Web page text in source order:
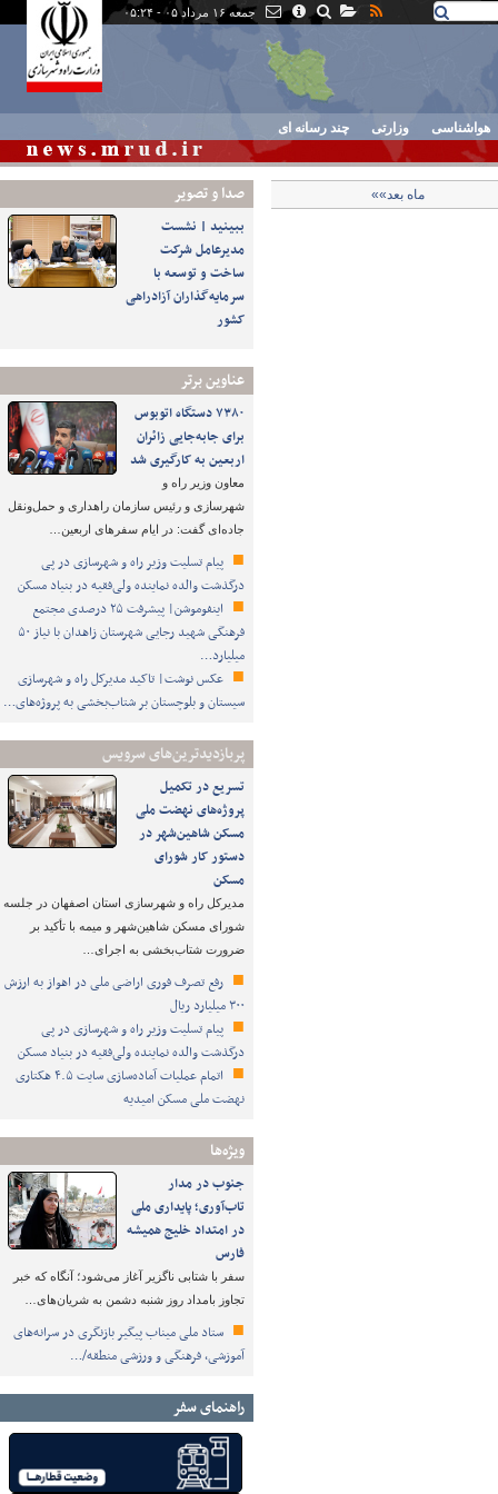
جمعه ۱۶ مرداد ۰۵ - ۰۵:۲۴
هواشناسی وزارتی چند رسانه ای
صدا و تصوير
ببینید | نشست
مدیرعامل شرکت
ساخت و توسعه با
سرمایه‌گذاران آزادراهی
کشور
عناوین برتر
۷۳۸۰ دستگاه اتوبوس
برای جابه‌جایی زائران
اربعین به‌ کارگیری شد
معاون وزیر راه و
شهرسازی و رئیس سازمان راهداری و حمل‌ونقل
جاده‌ای گفت: در ایام سفرهای اربعین…
پیام تسلیت وزیر راه و شهرسازی در پی
درگذشت والده نماینده ولی‌فقیه در بنیاد مسکن
اینفوموشن| پیشرفت ۲۵ درصدی مجتمع
فرهنگی شهید رجایی شهرستان زاهدان با نیاز ۵۰
میلیارد…
عکس نوشت| تاکید مدیرکل راه و شهرسازی
سیستان و بلوچستان بر شتاب‌بخشی به پروژه‌های…
پربازدیدترین‌های سرویس
تسریع در تکمیل
پروژه‌های نهضت ملی
مسکن شاهین‌شهر در
دستور کار شورای
مسکن
مدیرکل راه و شهرسازی استان اصفهان در جلسه
شورای مسکن شاهین‌شهر و میمه با تأکید بر
ضرورت شتاب‌بخشی به اجرای…
رفع تصرف فوری اراضی ملی در اهواز به ارزش
۳۰۰ میلیارد ریال
پیام تسلیت وزیر راه و شهرسازی در پی
درگذشت والده نماینده ولی‌فقیه در بنیاد مسکن
اتمام عملیات آماده‌سازی سایت ۴.۵ هکتاری
نهضت ملی مسکن امیدیه
ویژه‌ها
جنوب در مدار
تاب‌آوری؛ پایداری ملی
در امتداد خلیج همیشه
فارس
سفر با شتابی ناگزیر آغاز می‌شود؛ آنگاه که خبر
تجاوز بامداد روز شنبه دشمن به شریان‌های…
ستاد ملی میناب پیگیر بازنگری در سرانه‌های
آموزشی، فرهنگی و ورزشی منطقه/…
راهنمای سفر
ماه بعد»»